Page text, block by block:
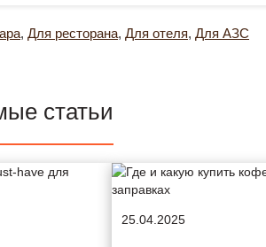
, Для ресторана, Для отеля, Для АЗС
статьи
25.04.2025